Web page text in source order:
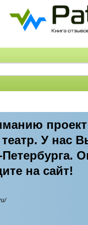
У нас
на сайт!